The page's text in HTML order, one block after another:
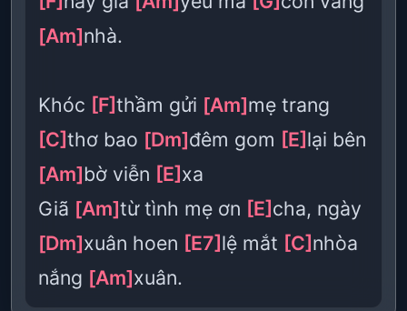
[Am]nhà.
Khóc [F]thầm gửi [Am]mẹ trang
[C]thơ bao [Dm]đêm gom [E]lại bên
[Am]bờ viễn [E]xa
Giã [Am]từ tình mẹ ơn [E]cha, ngày
[Dm]xuân hoen [E7]lệ mắt [C]nhòa
nắng [Am]xuân.